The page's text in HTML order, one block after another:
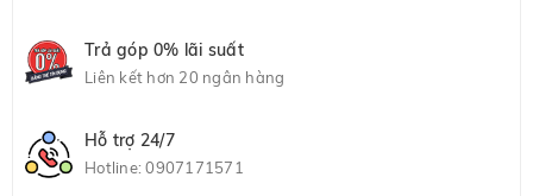
Trả góp 0% lãi suất
Liên kết hơn 20 ngân hàng
Hỗ trợ 24/7
Hotline:0907171571